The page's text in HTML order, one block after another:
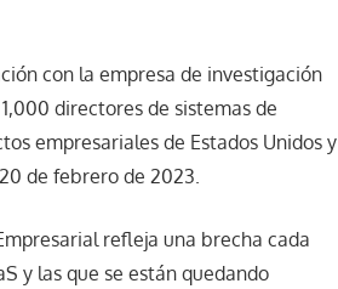
con la empresa de investigación
directores de sistemas de
empresariales de Estados Unidos y
de febrero de 2023.
refleja una brecha cada
y las que se están quedando